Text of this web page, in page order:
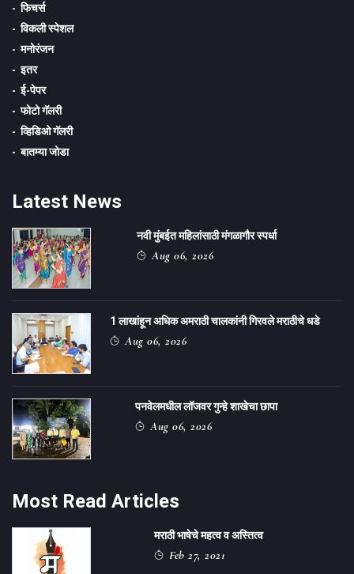
फिचर्स
विकली स्पेशल
मनोरंजन
इतर
ई-पेपर
फोटो गॅलरी
व्हिडिओ गॅलरी
बातम्या जोडा
Latest News
नवी मुंबईत महिलांसाठी मंगळागौर स्पर्धा
Aug 06, 2026
1 लाखांहून अधिक अमराठी चालकांनी गिरवले मराठीचे धडे
Aug 06, 2026
पनवेलमधील लॉजवर गुन्हे शाखेचा छापा
Aug 06, 2026
Most Read Articles
मराठी भाषेचे महत्व व अस्तित्व
Feb 27, 2021